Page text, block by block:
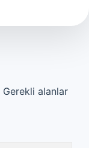
Gerekli alanlar